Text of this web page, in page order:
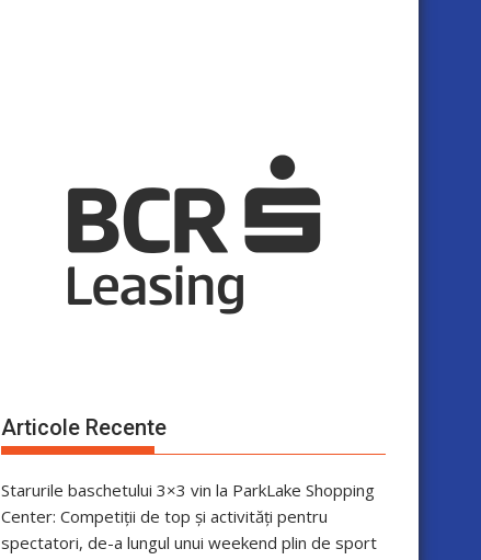
Articole Recente
Starurile baschetului 3×3 vin la ParkLake Shopping
Center: Competiții de top și activități pentru
spectatori, de-a lungul unui weekend plin de sport